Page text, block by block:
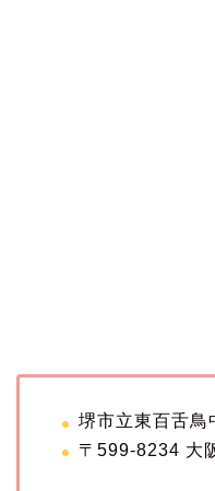
堺市立東百舌鳥
〒599-8234 大